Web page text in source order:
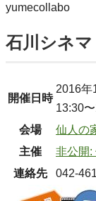
yumecollabo
石川シネマ
開催日時
2016年
13:30
会場
仙人の
主催
非公開:
連絡先
042-